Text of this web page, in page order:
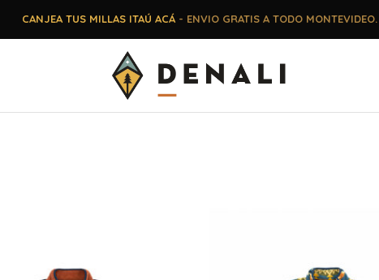
CANJEA TUS MILLAS ITAÚ ACÁ- ENVIO GRATIS A TODO MONTEVIDEO.